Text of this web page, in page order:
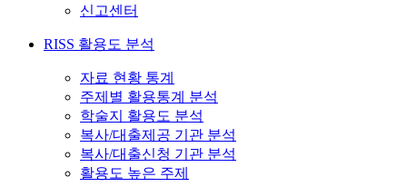
신고센터
RISS 활용도 분석
자료 현황 통계
주제별 활용통계 분석
학술지 활용도 분석
복사/대출제공 기관 분석
복사/대출신청 기관 분석
활용도 높은 주제